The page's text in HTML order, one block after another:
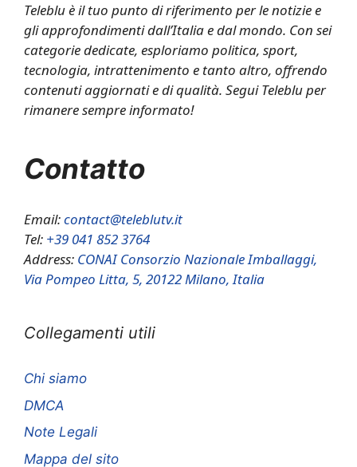
Teleblu è il tuo punto di riferimento per le notizie e
gli approfondimenti dall’Italia e dal mondo. Con sei
categorie dedicate, esploriamo politica, sport,
tecnologia, intrattenimento e tanto altro, offrendo
contenuti aggiornati e di qualità. Segui Teleblu per
rimanere sempre informato!
Contatto
Email:contact@teleblutv.it
Tel: +39 041 852 3764
Address: CONAI Consorzio Nazionale Imballaggi,
Via Pompeo Litta, 5, 20122 Milano, Italia
Collegamenti utili
Chi siamo
DMCA
Note Legali
Mappa del sito